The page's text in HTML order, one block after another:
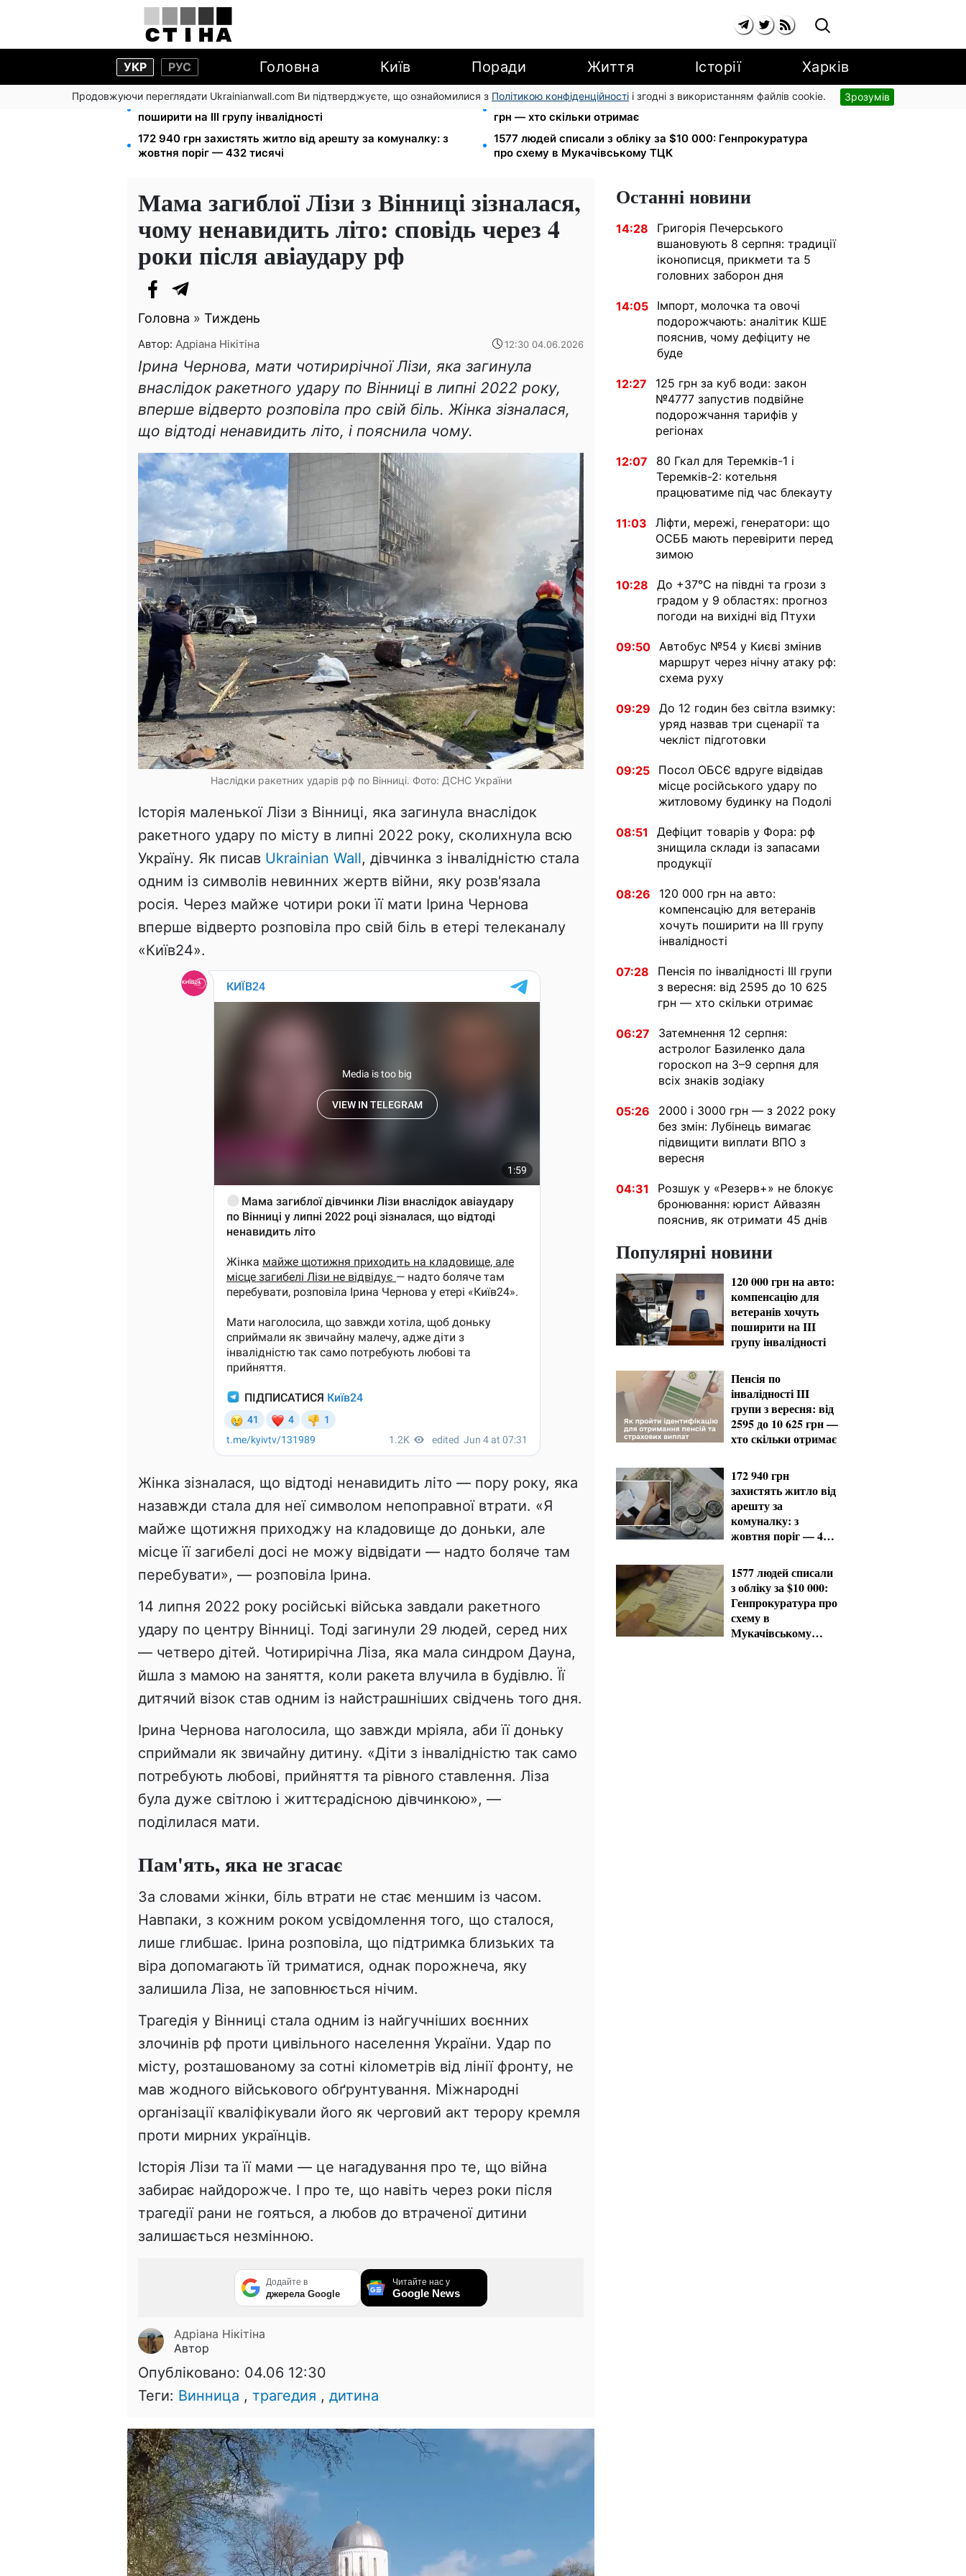
УКР РУС Головна Київ Поради Життя Історії Харків
Продовжуючи переглядати Ukrainianwall.com Ви підтверджуєте, що ознайомилися з Політикою конфіденційності і згодні з використанням файлів cookie. Зрозумів
120 000 грн на авто: компенсацію для ветеранів хочуть
поширити на III групу інвалідності
Пенсія по інвалідності III групи з вересня: від 2595 до 10 625
грн — хто скільки отримає
172 940 грн захистять житло від арешту за комуналку: з
жовтня поріг — 432 тисячі
1577 людей списали з обліку за $10 000: Генпрокуратура
про схему в Мукачівському ТЦК
Мама загиблої Лізи з Вінниці зізналася,
чому ненавидить літо: сповідь через 4
роки після авіаудару рф
Головна » Тиждень
Автор: Адріана Нікітіна 12:30 04.06.2026
Ірина Чернова, мати чотирирічної Лізи, яка загинула
внаслідок ракетного удару по Вінниці в липні 2022 року,
вперше відверто розповіла про свій біль. Жінка зізналася,
що відтоді ненавидить літо, і пояснила чому.
Наслідки ракетних ударів рф по Вінниці. Фото: ДСНС України
Історія маленької Лізи з Вінниці, яка загинула внаслідок
ракетного удару по місту в липні 2022 року, сколихнула всю
Україну. Як писав Ukrainian Wall, дівчинка з інвалідністю стала
одним із символів невинних жертв війни, яку розв'язала
росія. Через майже чотири роки її мати Ірина Чернова
вперше відверто розповіла про свій біль в етері телеканалу
«Київ24».
Жінка зізналася, що відтоді ненавидить літо — пору року, яка
назавжди стала для неї символом непоправної втрати. «Я
майже щотижня приходжу на кладовище до доньки, але
місце її загибелі досі не можу відвідати — надто боляче там
перебувати», — розповіла Ірина.
14 липня 2022 року російські війська завдали ракетного
удару по центру Вінниці. Тоді загинули 29 людей, серед них
— четверо дітей. Чотирирічна Ліза, яка мала синдром Дауна,
йшла з мамою на заняття, коли ракета влучила в будівлю. Її
дитячий візок став одним із найстрашніших свідчень того дня.
Ірина Чернова наголосила, що завжди мріяла, аби її доньку
сприймали як звичайну дитину. «Діти з інвалідністю так само
потребують любові, прийняття та рівного ставлення. Ліза
була дуже світлою і життєрадісною дівчинкою», —
поділилася мати.
Пам'ять, яка не згасає
За словами жінки, біль втрати не стає меншим із часом.
Навпаки, з кожним роком усвідомлення того, що сталося,
лише глибшає. Ірина розповіла, що підтримка близьких та
віра допомагають їй триматися, однак порожнеча, яку
залишила Ліза, не заповнюється нічим.
Трагедія у Вінниці стала одним із найгучніших воєнних
злочинів рф проти цивільного населення України. Удар по
місту, розташованому за сотні кілометрів від лінії фронту, не
мав жодного військового обґрунтування. Міжнародні
організації кваліфікували його як черговий акт терору кремля
проти мирних українців.
Історія Лізи та її мами — це нагадування про те, що війна
забирає найдорожче. І про те, що навіть через роки після
трагедії рани не гояться, а любов до втраченої дитини
залишається незмінною.
Додайте в
джерела Google
Читайте нас у
Google News
Адріана Нікітіна
Автор
Опубліковано: 04.06 12:30
Теги: Винница , трагедия , дитина
Останні новини
14:28
Григорія Печерського
вшановують 8 серпня: традиції
іконописця, прикмети та 5
головних заборон дня
14:05
Імпорт, молочка та овочі
подорожчають: аналітик КШЕ
пояснив, чому дефіциту не
буде
12:27
125 грн за куб води: закон
№4777 запустив подвійне
подорожчання тарифів у
регіонах
12:07
80 Гкал для Теремків-1 і
Теремків-2: котельня
працюватиме під час блекауту
11:03
Ліфти, мережі, генератори: що
ОСББ мають перевірити перед
зимою
10:28
До +37°C на півдні та грози з
градом у 9 областях: прогноз
погоди на вихідні від Птухи
09:50 Автобус №54 у Києві змінив
маршрут через нічну атаку рф:
схема руху
09:29
До 12 годин без світла взимку:
уряд назвав три сценарії та
чекліст підготовки
09:25
Посол ОБСЄ вдруге відвідав
місце російського удару по
житловому будинку на Подолі
08:51
Дефіцит товарів у Фора: рф
знищила склади із запасами
продукції
08:26
120 000 грн на авто:
компенсацію для ветеранів
хочуть поширити на III групу
інвалідності
07:28
Пенсія по інвалідності III групи
з вересня: від 2595 до 10 625
грн — хто скільки отримає
06:27
Затемнення 12 серпня:
астролог Базиленко дала
гороскоп на 3–9 серпня для
всіх знаків зодіаку
05:26
2000 і 3000 грн — з 2022 року
без змін: Лубінець вимагає
підвищити виплати ВПО з
вересня
04:31
Розшук у «Резерв+» не блокує
бронювання: юрист Айвазян
пояснив, як отримати 45 днів
Популярні новини
120 000 грн на авто:
компенсацію для
ветеранів хочуть
поширити на III
групу інвалідності
Пенсія по
інвалідності III
групи з вересня: від
2595 до 10 625 грн —
хто скільки отримає
172 940 грн
захистять житло від
арешту за
комуналку: з
жовтня поріг — 432
1577 людей списали
з обліку за $10 000:
Генпрокуратура про
схему в
Мукачівському